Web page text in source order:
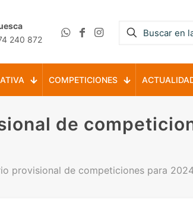
240 872
COMPETICIONES
de
provisional de competiciones para 2024